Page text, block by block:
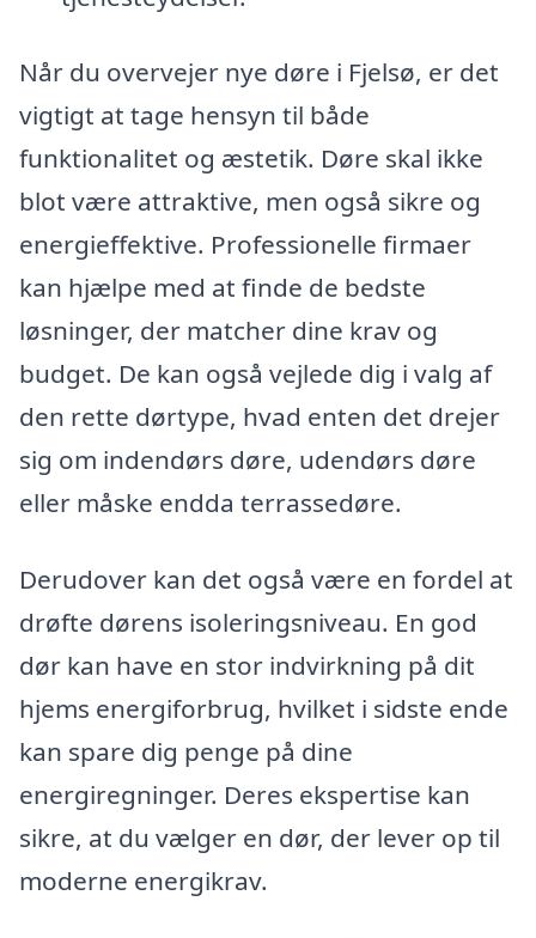
Når du overvejer nye døre i Fjelsø, er det
vigtigt at tage hensyn til både
funktionalitet og æstetik. Døre skal ikke
blot være attraktive, men også sikre og
energieffektive. Professionelle firmaer
kan hjælpe med at finde de bedste
løsninger, der matcher dine krav og
budget. De kan også vejlede dig i valg af
den rette dørtype, hvad enten det drejer
sig om indendørs døre, udendørs døre
eller måske endda terrassedøre.
Derudover kan det også være en fordel at
drøfte dørens isoleringsniveau. En god
dør kan have en stor indvirkning på dit
hjems energiforbrug, hvilket i sidste ende
kan spare dig penge på dine
energiregninger. Deres ekspertise kan
sikre, at du vælger en dør, der lever op til
moderne energikrav.